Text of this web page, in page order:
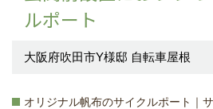
ルポート
大阪府吹田市Y様邸 自転車屋根
オリジナル帆布のサイクルポート｜